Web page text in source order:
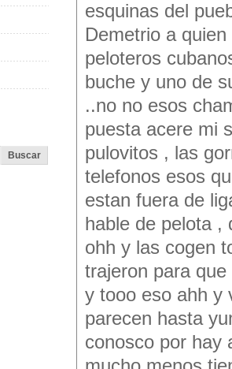
esquinas del
Demetrio a
peloteros
buche y uno de
..no no esos
puesta acere mi
pulovitos , las
telefonos esos
estan fuera de
hable de pelota ,
ohh y las cogen
trajeron para
y tooo eso ahh y
parecen hasta
conosco por hay